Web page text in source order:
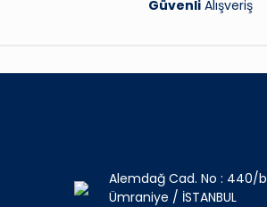
GüvenliAlışveriş
Alemdağ Cad. No : 440/b
Ümraniye / İSTANBUL